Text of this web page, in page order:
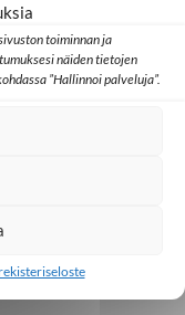
toiminnan ja
näiden tietojen
”Hallinnoi palveluja”.